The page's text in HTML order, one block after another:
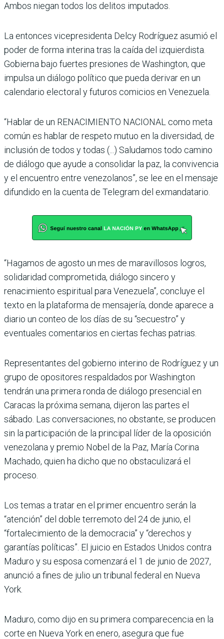
Ambos niegan todos los delitos imputados.
La entonces vicepresidenta Delcy Rodríguez asumió el
poder de forma interina tras la caída del izquierdista.
Gobierna bajo fuertes presiones de Washington, que
impulsa un diálogo político que pueda derivar en un
calendario electoral y futuros comicios en Venezuela.
“Hablar de un RENACIMIENTO NACIONAL como meta
común es hablar de respeto mutuo en la diversidad, de
inclusión de todos y todas (...) Saludamos todo camino
de diálogo que ayude a consolidar la paz, la convivencia
y el encuentro entre venezolanos”, se lee en el mensaje
difundido en la cuenta de Telegram del exmandatario.
“Hagamos de agosto un mes de maravillosos logros,
solidaridad comprometida, diálogo sincero y
renacimiento espiritual para Venezuela”, concluye el
texto en la plataforma de mensajería, donde aparece a
diario un conteo de los días de su “secuestro” y
eventuales comentarios en ciertas fechas patrias.
Representantes del gobierno interino de Rodríguez y un
grupo de opositores respaldados por Washington
tendrán una primera ronda de diálogo presencial en
Caracas la próxima semana, dijeron las partes el
sábado. Las conversaciones, no obstante, se producen
sin la participación de la principal líder de la oposición
venezolana y premio Nobel de la Paz, María Corina
Machado, quien ha dicho que no obstaculizará el
proceso.
Los temas a tratar en el primer encuentro serán la
“atención” del doble terremoto del 24 de junio, el
“fortalecimiento de la democracia” y “derechos y
garantías políticas”. El juicio en Estados Unidos contra
Maduro y su esposa comenzará el 1 de junio de 2027,
anunció a fines de julio un tribunal federal en Nueva
York.
Maduro, como dijo en su primera comparecencia en la
corte en Nueva York en enero, asegura que fue